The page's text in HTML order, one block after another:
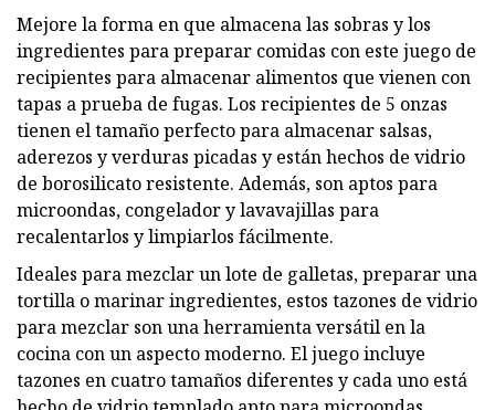
Mejore la forma en que almacena las sobras y los
ingredientes para preparar comidas con este juego de
recipientes para almacenar alimentos que vienen con
tapas a prueba de fugas. Los recipientes de 5 onzas
tienen el tamaño perfecto para almacenar salsas,
aderezos y verduras picadas y están hechos de vidrio
de borosilicato resistente. Además, son aptos para
microondas, congelador y lavavajillas para
recalentarlos y limpiarlos fácilmente.
Ideales para mezclar un lote de galletas, preparar una
tortilla o marinar ingredientes, estos tazones de vidrio
para mezclar son una herramienta versátil en la
cocina con un aspecto moderno. El juego incluye
tazones en cuatro tamaños diferentes y cada uno está